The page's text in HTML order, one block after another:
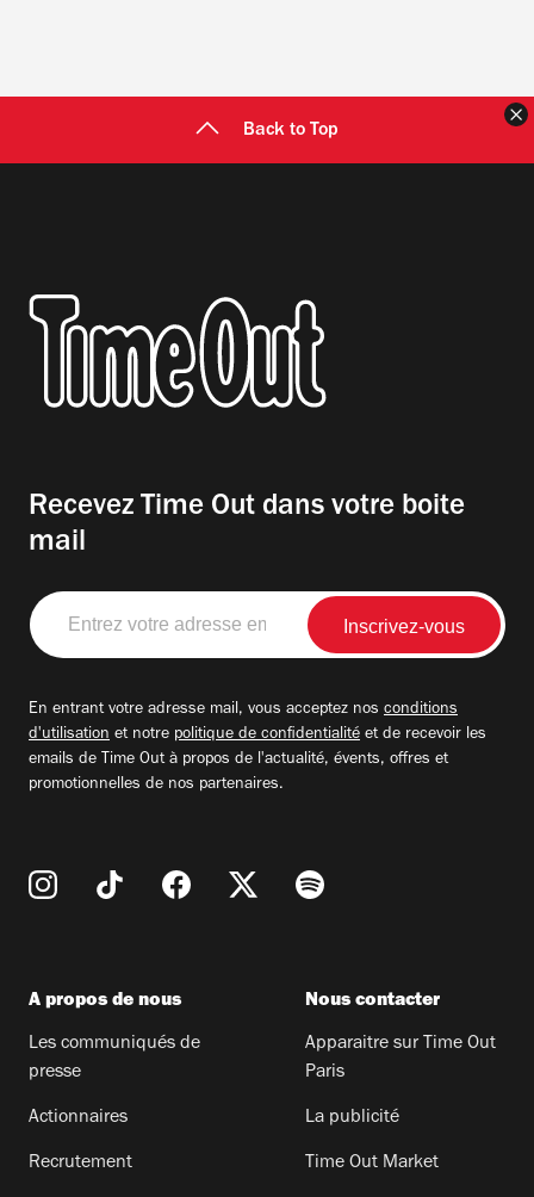
Back to Top
Recevez Time Out dans votre boite
mail
Entrez
votre
adresse
En entrant votre adresse mail, vous acceptez nos conditions
d'utilisation et notre politique de confidentialité et de recevoir les
emails de Time Out à propos de l'actualité, évents, offres et
promotionnelles de nos partenaires.
A propos de nous
Les communiqués de
presse
Actionnaires
Recrutement
Nous contacter
Apparaitre sur Time Out
Paris
La publicité
Time Out Market